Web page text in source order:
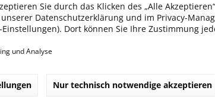
Teile der Bänder werden durch
in femoralen und tibialen
verursacht keine irreversiblen Schäden und sorgt
die Patienten das Hinterbein sofort nach der OP
besteht aus ultrahochmolekularem Polyethylen
Sie durch das Klicken des „Alle
Datenschutzerklärung und im Privacy-
Einstellungen). Dort können Sie Ihre Zustimmung
und Analyse
Nur technisch notwendige akzeptieren